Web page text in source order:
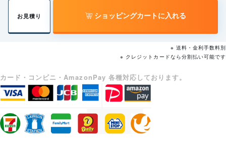
・災害事例と再発防止対策に
間
携帯用丸のこ盤の点検
・携帯用丸のこ盤及び歯の点
検・整備の方法
購入費用に対して
全体を把握できる
座を無駄にしない
誰が終わってい
て、誰が修了書を
理の手間がかか
る。
誰がどの修了書を
持っているか一目
で確認できる。
SATではアプリ or
プラスチックカー
ドを選べる。
お見積り ショッピングカートに入れる
※ 送料・金利手数料別
※ クレジットカードなら分割払い可能です
カード・コンビニ・AmazonPay 各種対応しております。